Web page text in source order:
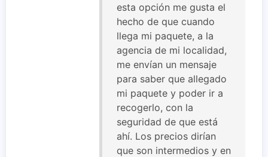
esta opción me gusta el
hecho de que cuando
llega mi paquete, a la
agencia de mi localidad,
me envían un mensaje
para saber que allegado
mi paquete y poder ir a
recogerlo, con la
seguridad de que está
ahí. Los precios dirían
que son intermedios y en